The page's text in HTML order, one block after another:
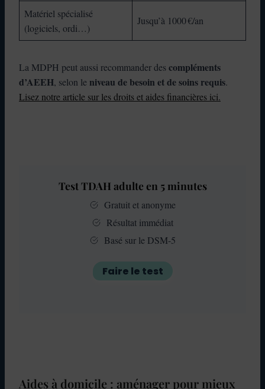
Matériel spécialisé
(logiciels, ordi…)
Jusqu’à 1000 €/an
La MDPH peut aussi recommander descompléments
d’AEEH, selon le niveau de besoin et de soins requis.
Lisez notre article sur les droits et aides financières ici.
Test TDAH adulte en 5 minutes
Gratuit et anonyme
Résultat immédiat
Basé sur le DSM-5
Faire le test
Aides à domicile : aménager pour mieux